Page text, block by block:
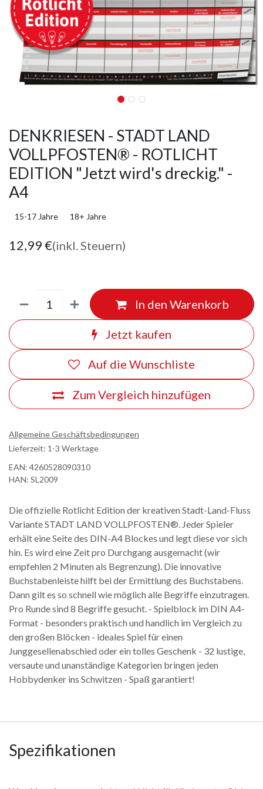
DENKRIESEN - STADT LAND
VOLLPFOSTEN® - ROTLICHT
EDITION "Jetzt wird's dreckig." -
A4
15-17 Jahre 18+ Jahre
12,99€(inkl. Steuern)
In den Warenkorb
Jetzt kaufen
Zum Vergleich hinzufügen
Auf die Wunschliste
Allgemeine Geschäftsbedingungen
Lieferzeit: 1-3 Werktage
EAN: 4260528090310
HAN: SL2009
Die offizielle Rotlicht Edition der kreativen Stadt-Land-Fluss
Variante STADT LAND VOLLPFOSTEN®. Jeder Spieler
erhält eine Seite des DIN-A4 Blockes und legt diese vor sich
hin. Es wird eine Zeit pro Durchgang ausgemacht (wir
empfehlen 2 Minuten als Begrenzung). Die innovative
Buchstabenleiste hilft bei der Ermittlung des Buchstabens.
Dann gilt es so schnell wie möglich alle Begriffe einzutragen.
Pro Runde sind 8 Begriffe gesucht. - Spielblock im DIN A4-
Format - besonders praktisch und handlich im Vergleich zu
den großen Blöcken - ideales Spiel für einen
Junggesellenabschied oder ein tolles Geschenk - 32 lustige,
versaute und unanständige Kategorien bringen jeden
Hobbydenker ins Schwitzen - Spaß garantiert!
Spezifikationen